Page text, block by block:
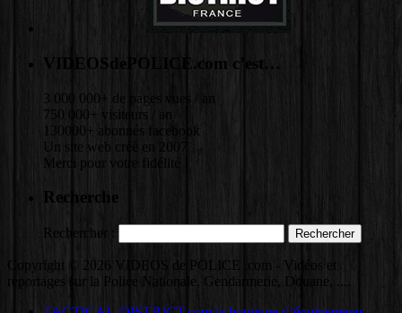
VIDEOSdePOLICE.com c’est…
3 000 000+ de pages vues / an
750 000+ visiteurs / an
130000+ abonnés facebook
Un site web créé en 2007
Merci pour votre fidélité !
Recherche
Rechercher :
Copyright © 2026 VIDEOS de POLICE .com - Vidéos et
reportages sur la Police Nationale, Gendarmerie, Douane, ....